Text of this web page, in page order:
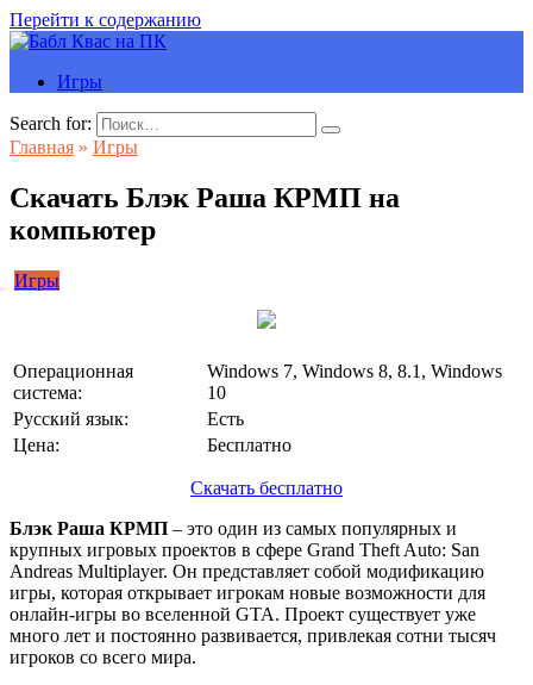
Перейти к содержанию
Игры
Search for:
Главная » Игры
Скачать Блэк Раша КРМП на
компьютер
Игры
Операционная
система:
Windows 7, Windows 8, 8.1, Windows
10
Русский язык:
Есть
Цена:
Бесплатно
Скачать бесплатно
Блэк Раша КРМП – это один из самых популярных и
крупных игровых проектов в сфере Grand Theft Auto: San
Andreas Multiplayer. Он представляет собой модификацию
игры, которая открывает игрокам новые возможности для
онлайн-игры во вселенной GTA. Проект существует уже
много лет и постоянно развивается, привлекая сотни тысяч
игроков со всего мира.